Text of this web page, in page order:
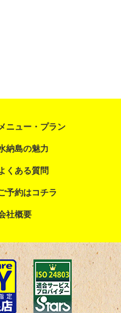
メニュー・プラン
納島の魅力
くある質問
予約はコチラ
社概要